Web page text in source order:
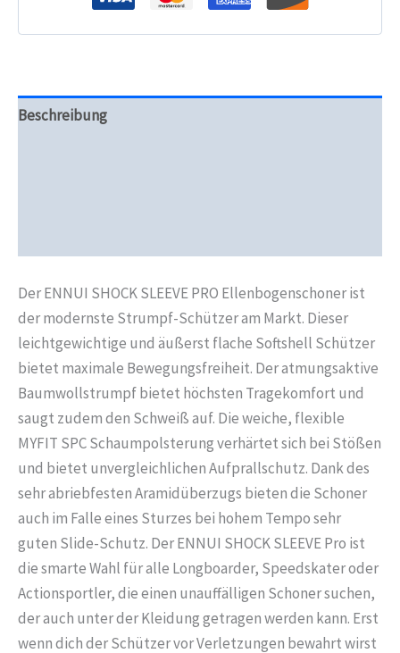
Beschreibung
Der ENNUI SHOCK SLEEVE PRO Ellenbogenschoner ist
der modernste Strumpf-Schützer am Markt. Dieser
leichtgewichtige und äußerst flache Softshell Schützer
bietet maximale Bewegungsfreiheit. Der atmungsaktive
Baumwollstrumpf bietet höchsten Tragekomfort und
saugt zudem den Schweiß auf. Die weiche, flexible
MYFIT SPC Schaumpolsterung verhärtet sich bei Stößen
und bietet unvergleichlichen Aufprallschutz. Dank des
sehr abriebfesten Aramidüberzugs bieten die Schoner
auch im Falle eines Sturzes bei hohem Tempo sehr
guten Slide-Schutz. Der ENNUI SHOCK SLEEVE Pro ist
die smarte Wahl für alle Longboarder, Speedskater oder
Actionsportler, die einen unauffälligen Schoner suchen,
der auch unter der Kleidung getragen werden kann. Erst
wenn dich der Schützer vor Verletzungen bewahrt wirst